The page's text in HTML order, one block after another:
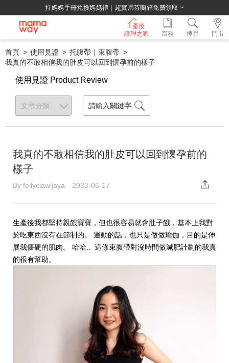
持媽媽手冊兌換媽媽禮｜超實用芬蘭箱免費領取 ~
產後
護理之家
門市
百科 搜尋
首頁 使用見證
托腹帶｜束腹帶
我真的不敢相信我的肚皮可以回到懷孕前的樣子
使用見證 Product Review
我真的不敢相信我的肚皮可以回到懷孕前的
樣子
By feilyciawijaya 2023-06-17
生產後我都堅持親餵寶寶，但也很容易就會肚子餓，基本上我對
於吃東西沒有在節制的。 運動的話，也只是做做瑜伽，目的是伸
展我僵硬的肌肉。 哈哈.. 這條束腹帶對沒時間做減肥計劃的我真
的很有幫助。